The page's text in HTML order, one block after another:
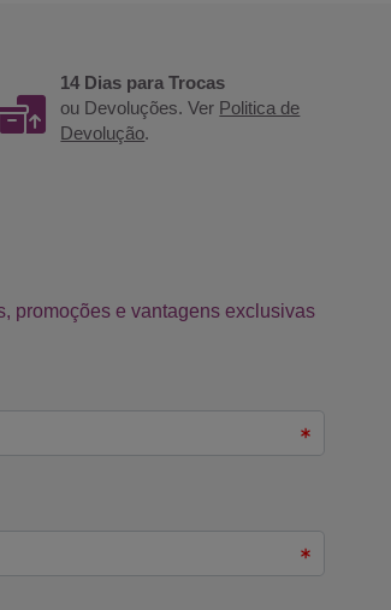
14 Dias para Trocas
ou Devoluções. Ver Politica de
Devolução.